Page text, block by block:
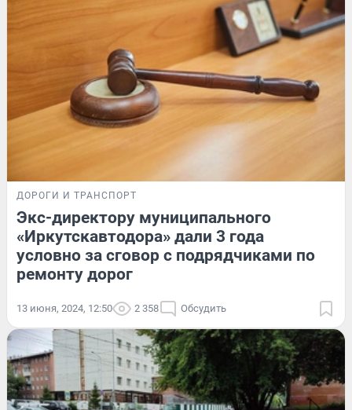
ДОРОГИ И ТРАНСПОРТ
Экс-директору муниципального
«Иркутскавтодора» дали 3 года
условно за сговор с подрядчиками по
ремонту дорог
13 июня, 2024, 12:50 2 358 Обсудить